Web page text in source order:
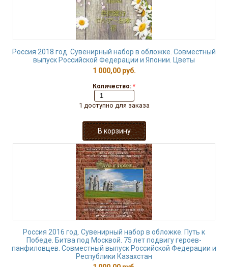
Россия 2018 год. Сувенирный набор в обложке. Совместный
выпуск Российской Федерации и Японии. Цветы
1 000,00 руб.
Количество: *
1 доступно для заказа
Россия 2016 год. Сувенирный набор в обложке. Путь к
Победе. Битва под Москвой. 75 лет подвигу героев-
панфиловцев. Совместный выпуск Российской Федерации и
Республики Казахстан